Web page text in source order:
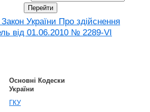
України Про здійснення
від 01.06.2010 № 2289-VI
Основні Кодески
України
ГКУ